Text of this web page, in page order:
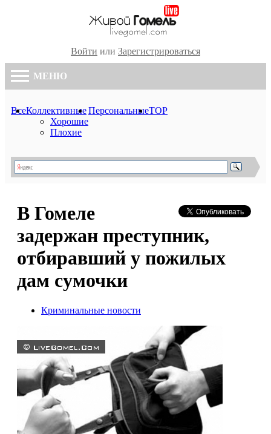
Войти или Зарегистрироваться
МЕНЮ
ВсеКоллективные
Хорошие
Плохие
ПерсональныеTOP
В Гомеле
задержан преступник,
отбиравший у пожилых
дам сумочки
Криминальные новости